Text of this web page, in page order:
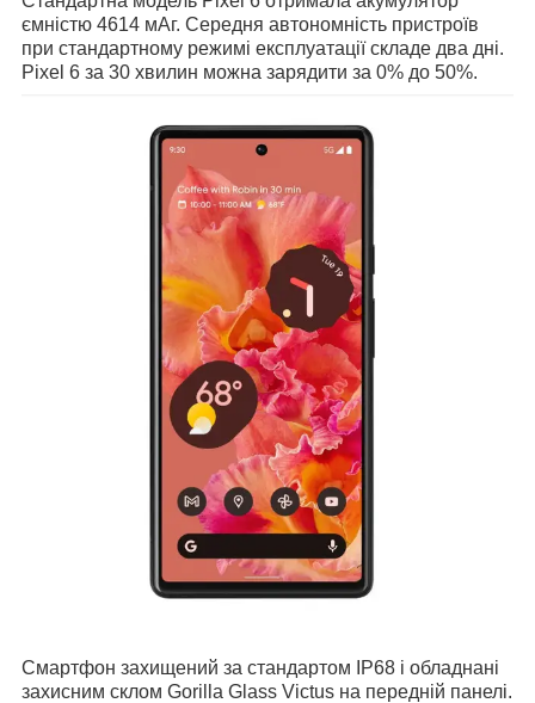
ємністю 4614 мАг. Середня автономність пристроїв
при стандартному режимі експлуатації складе два дні.
Pixel 6 за 30 хвилин можна зарядити за 0% до 50%.
Смартфон захищений за стандартом IP68 і обладнані
захисним склом Gorilla Glass Victus на передній панелі.